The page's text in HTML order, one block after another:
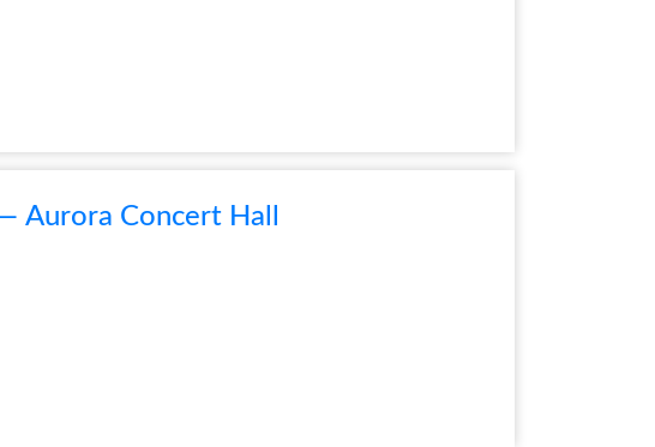
Aurora Concert Hall